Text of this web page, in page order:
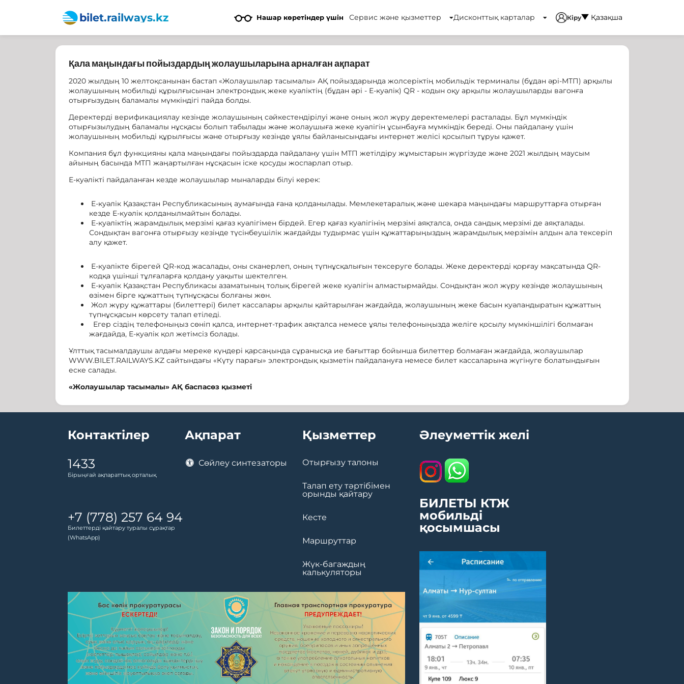
bilet.railways.kz Нашар көретіндер үшін Сервис және қызметтер Дисконттық карталар Кіру Қазақша
Қала маңындағы пойыздардың жолаушыларына арналған ақпарат
2020 жылдың 10 желтоқсанынан бастап «Жолаушылар тасымалы» АҚ пойыздарында жолсеріктің мобильдік терминалы (бұдан әрі-МТП) арқылы
жолаушының мобильді құрылғысынан электрондық жеке куәліктің (бұдан әрі - Е-куәлік) QR - кодын оқу арқылы жолаушыларды вагонға
отырғызудың баламалы мүмкіндігі пайда болды.
Деректерді верификациялау кезінде жолаушының сәйкестендірілуі және оның жол жүру деректемелері расталады. Бұл мүмкіндік
отырғызылудың баламалы нұсқасы болып табылады және жолаушыға жеке куәлігін ұсынбауға мүмкіндік береді. Оны пайдалану үшін
жолаушының мобильді құрылғысы және отырғызу кезінде ұялы байланысындағы интернет желісі қосылып тұруы қажет.
Компания бұл функцияны қала маңындағы пойыздарда пайдалану үшін МТП жетілдіру жұмыстарын жүргізуде және 2021 жылдың маусым
айының басында МТП жаңартылған нұсқасын іске қосуды жоспарлап отыр.
Е-куәлікті пайдаланған кезде жолаушылар мыналарды білуі керек:
Е-куәлік Қазақстан Республикасының аумағында ғана қолданылады. Мемлекетаралық және шекара маңындағы маршруттарға отырған
кезде Е-куәлік қолданылмайтын болады.
Е-куәліктің жарамдылық мерзімі қағаз куәлігімен бірдей. Егер қағаз куәлігінің мерзімі аяқталса, онда сандық мерзімі де аяқталады.
Сондықтан вагонға отырғызу кезінде түсінбеушілік жағдайды тудырмас үшін құжаттарыңыздың жарамдылық мерзімін алдын ала тексеріп
алу қажет.
Е-куәлікте бірегей QR-код жасалады, оны сканерлеп, оның түпнұсқалығын тексеруге болады. Жеке деректерді қорғау мақсатында QR-
кодқа үшінші тұлғаларға қолдану уақыты шектелген.
Е-куәлік Қазақстан Республикасы азаматының толық бірегей жеке куәлігін алмастырмайды. Сондықтан жол жүру кезінде жолаушының
өзімен бірге құжаттың түпнұсқасы болғаны жөн.
Жол жүру құжаттары (билеттері) билет кассалары арқылы қайтарылған жағдайда, жолаушының жеке басын куәландыратын құжаттың
түпнұсқасын көрсету талап етіледі.
Егер сіздің телефоныңыз сөніп қалса, интернет-трафик аяқталса немесе ұялы телефоныңызда желіге қосылу мүмкіншілігі болмаған
жағдайда, Е-куәлік қол жетімсіз болады.
Ұлттық тасымалдаушы алдағы мереке күндері қарсаңында сұранысқа ие бағыттар бойынша билеттер болмаған жағдайда, жолаушылар
WWW.BILET.RAILWAYS.KZ сайтындағы «Күту парағы» электрондық қызметін пайдалануға немесе билет кассаларына жүгінуге болатындығын
еске салады.
«Жолаушылар тасымалы» АҚ баспасөз қызметі
Контактілер
1433
Бірыңғай ақпараттық орталық
+7 (778) 257 64 94
Билеттерді қайтару туралы сұрақтар
(WhatsApp)
Ақпарат
Сөйлеу синтезаторы
Қызметтер
Отырғызу талоны
Талап ету тәртібімен
орынды қайтару
Кесте
Маршруттар
Жүк-багаждың
калькуляторы
Әлеуметтік желі
БИЛЕТЫ КТЖ
мобильді
қосымшасы